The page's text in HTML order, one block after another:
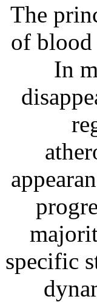
The
of blood
In
specific